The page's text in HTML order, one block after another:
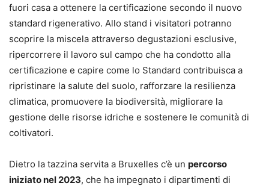
fuori casa a ottenere la certificazione secondo il nuovo
standard rigenerativo. Allo stand i visitatori potranno
scoprire la miscela attraverso degustazioni esclusive,
ripercorrere il lavoro sul campo che ha condotto alla
certificazione e capire come lo Standard contribuisca a
ripristinare la salute del suolo, rafforzare la resilienza
climatica, promuovere la biodiversità, migliorare la
gestione delle risorse idriche e sostenere le comunità di
coltivatori.
Dietro la tazzina servita a Bruxelles c’è un percorso
iniziato nel 2023, che ha impegnato i dipartimenti di